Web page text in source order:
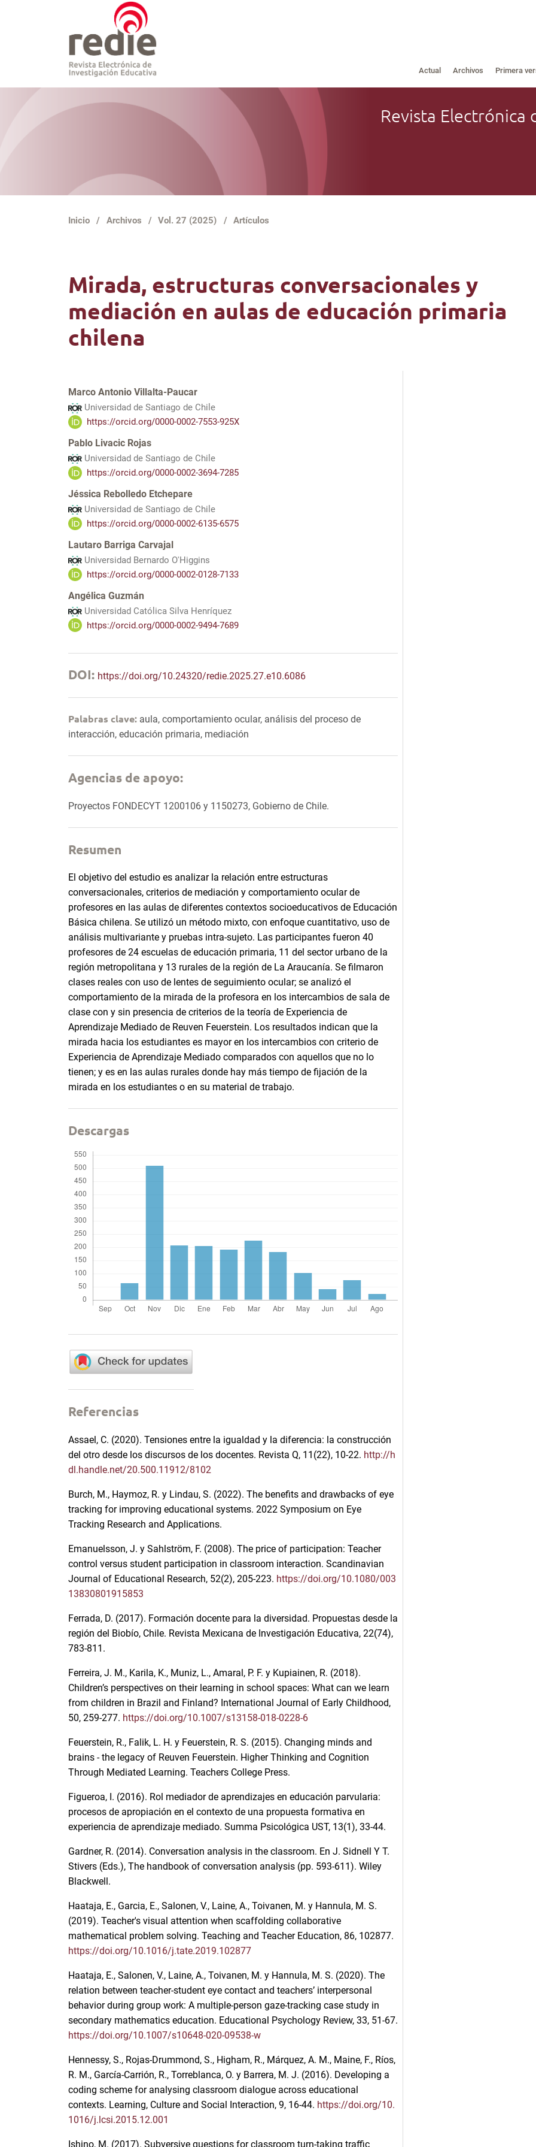
Actual Archivos Primera
Revista Electrónica
Inicio / Archivos / Vol. 27 (2025) / Artículos
Mirada, estructuras conversacionales y
mediación en aulas de educación primaria
chilena
Marco Antonio Villalta-Paucar
Universidad de Santiago de Chile
https://orcid.org/0000-0002-7553-925X
Pablo Livacic Rojas
Universidad de Santiago de Chile
https://orcid.org/0000-0002-3694-7285
Jéssica Rebolledo Etchepare
Universidad de Santiago de Chile
https://orcid.org/0000-0002-6135-6575
Lautaro Barriga Carvajal
Universidad Bernardo O'Higgins
https://orcid.org/0000-0002-0128-7133
Angélica Guzmán
Universidad Católica Silva Henríquez
https://orcid.org/0000-0002-9494-7689
DOI: https://doi.org/10.24320/redie.2025.27.e10.6086
Palabras clave: aula, comportamiento ocular, análisis del proceso de
interacción, educación primaria, mediación
Agencias de apoyo:
Proyectos FONDECYT 1200106 y 1150273, Gobierno de Chile.
Resumen
El objetivo del estudio es analizar la relación entre estructuras
conversacionales, criterios de mediación y comportamiento ocular de
profesores en las aulas de diferentes contextos socioeducativos de Educación
Básica chilena. Se utilizó un método mixto, con enfoque cuantitativo, uso de
análisis multivariante y pruebas intra-sujeto. Las participantes fueron 40
profesores de 24 escuelas de educación primaria, 11 del sector urbano de la
región metropolitana y 13 rurales de la región de La Araucanía. Se filmaron
clases reales con uso de lentes de seguimiento ocular; se analizó el
comportamiento de la mirada de la profesora en los intercambios de sala de
clase con y sin presencia de criterios de la teoría de Experiencia de
Aprendizaje Mediado de Reuven Feuerstein. Los resultados indican que la
mirada hacia los estudiantes es mayor en los intercambios con criterio de
Experiencia de Aprendizaje Mediado comparados con aquellos que no lo
tienen; y es en las aulas rurales donde hay más tiempo de fijación de la
mirada en los estudiantes o en su material de trabajo.
Descargas
Referencias
Assael, C. (2020). Tensiones entre la igualdad y la diferencia: la construcción
del otro desde los discursos de los docentes. Revista Q, 11(22), 10-22. http://h
dl.handle.net/20.500.11912/8102
Burch, M., Haymoz, R. y Lindau, S. (2022). The benefits and drawbacks of eye
tracking for improving educational systems. 2022 Symposium on Eye
Tracking Research and Applications.
Emanuelsson, J. y Sahlström, F. (2008). The price of participation: Teacher
control versus student participation in classroom interaction. Scandinavian
Journal of Educational Research, 52(2), 205-223. https://doi.org/10.1080/003
13830801915853
Ferrada, D. (2017). Formación docente para la diversidad. Propuestas desde la
región del Biobío, Chile. Revista Mexicana de Investigación Educativa, 22(74),
783-811.
Ferreira, J. M., Karila, K., Muniz, L., Amaral, P. F. y Kupiainen, R. (2018).
Children’s perspectives on their learning in school spaces: What can we learn
from children in Brazil and Finland? International Journal of Early Childhood,
50, 259-277. https://doi.org/10.1007/s13158-018-0228-6
Feuerstein, R., Falik, L. H. y Feuerstein, R. S. (2015). Changing minds and
brains - the legacy of Reuven Feuerstein. Higher Thinking and Cognition
Through Mediated Learning. Teachers College Press.
Figueroa, I. (2016). Rol mediador de aprendizajes en educación parvularia:
procesos de apropiación en el contexto de una propuesta formativa en
experiencia de aprendizaje mediado. Summa Psicológica UST, 13(1), 33-44.
Gardner, R. (2014). Conversation analysis in the classroom. En J. Sidnell Y T.
Stivers (Eds.), The handbook of conversation analysis (pp. 593-611). Wiley
Blackwell.
Haataja, E., Garcia, E., Salonen, V., Laine, A., Toivanen, M. y Hannula, M. S.
(2019). Teacher's visual attention when scaffolding collaborative
mathematical problem solving. Teaching and Teacher Education, 86, 102877.
https://doi.org/10.1016/j.tate.2019.102877
Haataja, E., Salonen, V., Laine, A., Toivanen, M. y Hannula, M. S. (2020). The
relation between teacher-student eye contact and teachers’ interpersonal
behavior during group work: A multiple-person gaze-tracking case study in
secondary mathematics education. Educational Psychology Review, 33, 51-67.
https://doi.org/10.1007/s10648-020-09538-w
Hennessy, S., Rojas-Drummond, S., Higham, R., Márquez, A. M., Maine, F., Ríos,
R. M., García-Carrión, R., Torreblanca, O. y Barrera, M. J. (2016). Developing a
coding scheme for analysing classroom dialogue across educational
contexts. Learning, Culture and Social Interaction, 9, 16-44. https://doi.org/10.
1016/j.lcsi.2015.12.001
Ishino, M. (2017). Subversive questions for classroom turn-taking traffic